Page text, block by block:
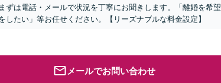
ずは電話・メールで状況を丁寧にお聞きします。「離婚を希望
たい」等お任せください。【リーズナブルな料金設定】
メールでお問い合わせ